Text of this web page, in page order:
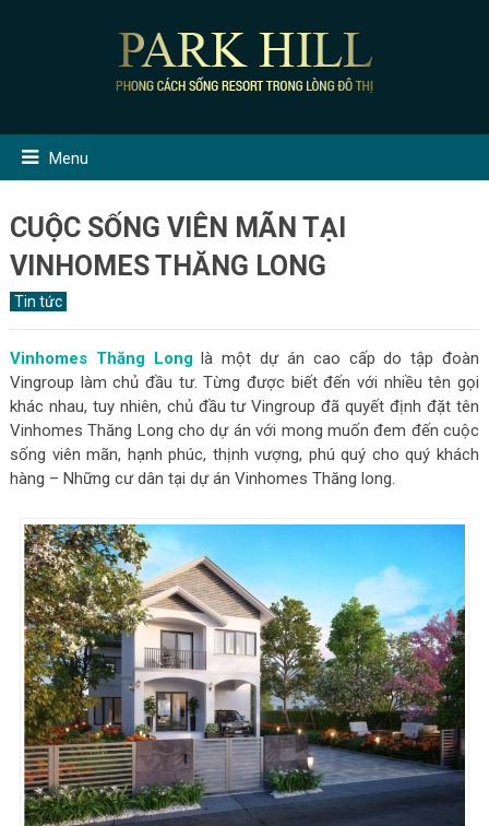
Menu
CUỘC SỐNG VIÊN MÃN TẠI
VINHOMES THĂNG LONG
Tin tức
Vinhomes Thăng Longlà một dự án cao cấp do tập đoàn
Vingroup làm chủ đầu tư. Từng được biết đến với nhiều tên gọi
khác nhau, tuy nhiên, chủ đầu tư Vingroup đã quyết định đặt tên
Vinhomes Thăng Long cho dự án với mong muốn đem đến cuộc
sống viên mãn, hạnh phúc, thịnh vượng, phú quý cho quý khách
hàng – Những cư dân tại dự án Vinhomes Thăng long.